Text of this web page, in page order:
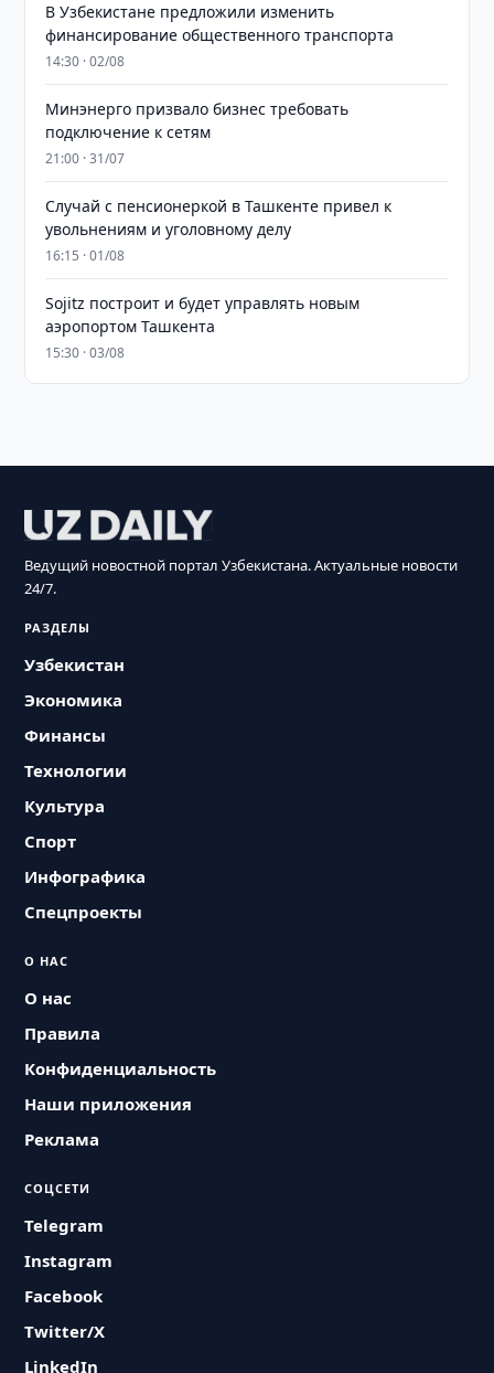
В Узбекистане предложили изменить
финансирование общественного транспорта
14:30 · 02/08
Минэнерго призвало бизнес требовать
подключение к сетям
21:00 · 31/07
Случай с пенсионеркой в Ташкенте привел к
увольнениям и уголовному делу
16:15 · 01/08
Sojitz построит и будет управлять новым
аэропортом Ташкента
15:30 · 03/08
Ведущий новостной портал Узбекистана. Актуальные новости
24/7.
РАЗДЕЛЫ
Узбекистан
Экономика
Финансы
Технологии
Культура
Спорт
Инфографика
Спецпроекты
О НАС
О нас
Правила
Конфиденциальность
Наши приложения
Реклама
СОЦСЕТИ
Telegram
Instagram
Facebook
Twitter/X
LinkedIn